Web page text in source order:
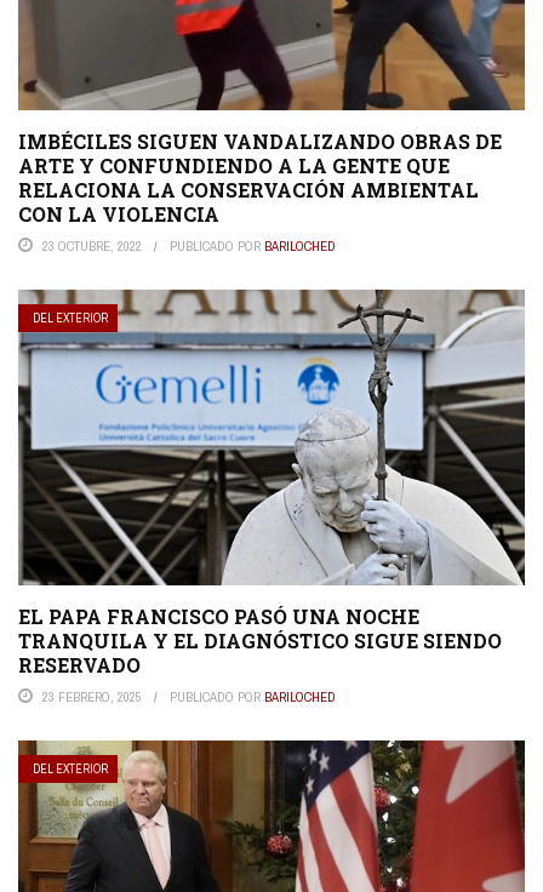
IMBÉCILES SIGUEN VANDALIZANDO OBRAS DE
ARTE Y CONFUNDIENDO A LA GENTE QUE
RELACIONA LA CONSERVACIÓN AMBIENTAL
CON LA VIOLENCIA
23 OCTUBRE, 2022 PUBLICADO POR BARILOCHED
DEL EXTERIOR
EL PAPA FRANCISCO PASÓ UNA NOCHE
TRANQUILA Y EL DIAGNÓSTICO SIGUE SIENDO
RESERVADO
23 FEBRERO, 2025 PUBLICADO POR BARILOCHED
DEL EXTERIOR